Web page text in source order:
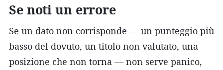
Se noti un errore
Se un dato non corrisponde — un punteggio più
basso del dovuto, un titolo non valutato, una
posizione che non torna — non serve panico,